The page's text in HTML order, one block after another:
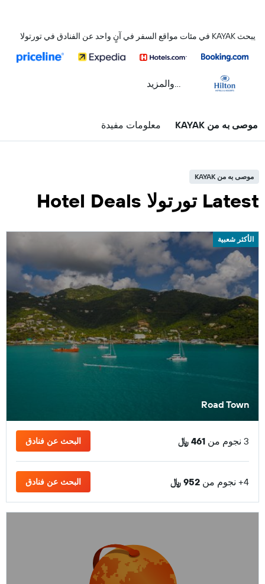
يبحث KAYAK في مئات مواقع السفر في آنٍ واحد عن الفنادق في تورتولا
...والمزيد
موصى به من KAYAK معلومات مفيدة
موصى به من KAYAK
Latest تورتولا Hotel Deals
الأكثر شعبية
Road Town
3 نجوم من 461 ﷼ البحث عن فنادق
4+ نجوم من 952 ﷼ البحث عن فنادق